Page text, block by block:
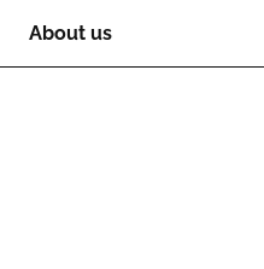
About us